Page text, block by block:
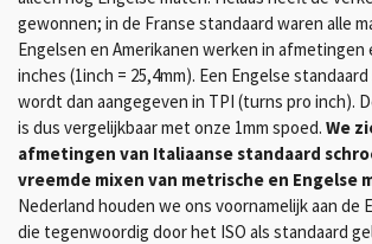
gewonnen; in de Franse standaard waren alle
Engelsen en Amerikanen werken in afmetingen
inches (1inch = 25,4mm). Een Engelse
wordt dan aangegeven in TPI (turns pro inch).
is dus vergelijkbaar met onze 1mm spoed. We
afmetingen van Italiaanse standaard
vreemde mixen van metrische en Engelse
Nederland houden we ons voornamelijk aan de
die tegenwoordig door het ISO als standaard